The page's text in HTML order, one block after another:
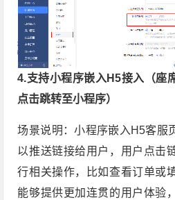
4.支持小程序嵌入H5接入（座
点击跳转至小程序）
场景说明：小程序嵌入H5客服
以推送链接给用户，用户点击
行相关操作，比如查看订单或
能够提供更加连贯的用户体验